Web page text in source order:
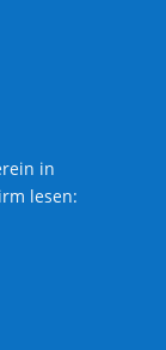
in
lesen: